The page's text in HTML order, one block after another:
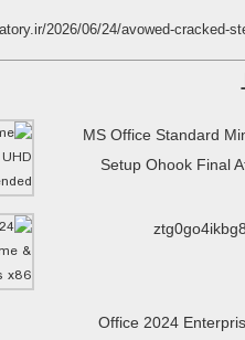
2026/06/24/avowed-cracked-
MS Office Standard
Setup Ohook Final
Office 2024